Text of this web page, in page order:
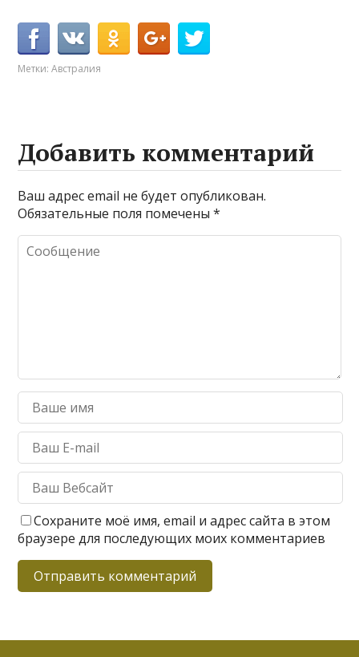
Метки:Австралия
Добавить комментарий
Ваш адрес email не будет опубликован.
Обязательные поля помечены*
Сохраните моё имя, email и адрес сайта в этом
браузере для последующих моих комментариев